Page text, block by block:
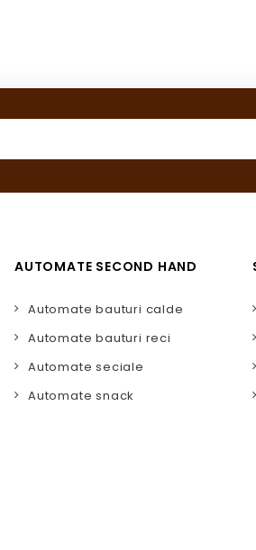
AUTOMATE SECOND HAND
Automate bauturi calde
Automate bauturi reci
Automate seciale
Automate snack